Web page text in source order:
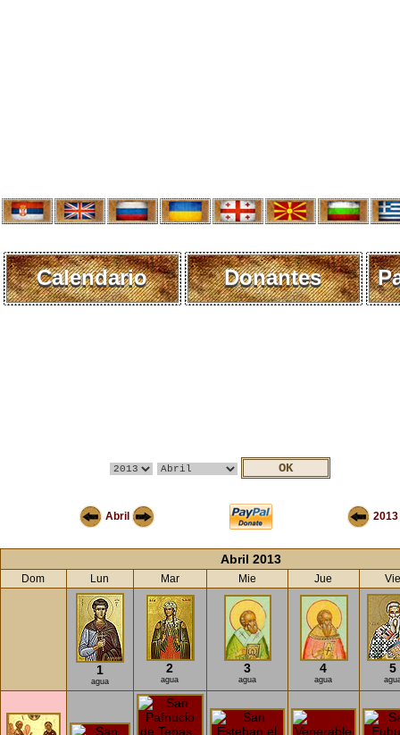
Calendario Donantes
Abril 2013
Abril 2013
Dom Lun Mar Mie Jue Vie
1
agua
2
agua
3
agua
4
agua
5